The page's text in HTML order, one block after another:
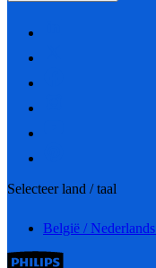
Selecteer land / taal
België / Nederlands